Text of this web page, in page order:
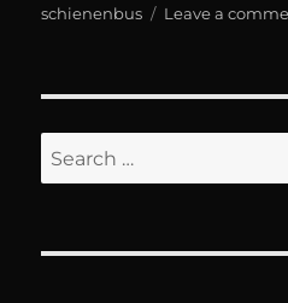
schienenbus
Leave a
Search
for: